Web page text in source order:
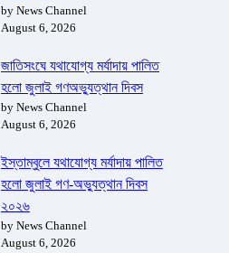
by News Channel
August 6, 2026
জাতিসংঘে যথাযোগ্য মর্যাদায় পালিত
হলো জুলাই গণঅভ্যুত্থান দিবস
by News Channel
August 6, 2026
ইস্তাম্বুলে যথাযোগ্য মর্যাদায় পালিত
হলো জুলাই গণ-অভ্যুত্থান দিবস
২০২৬
by News Channel
August 6, 2026